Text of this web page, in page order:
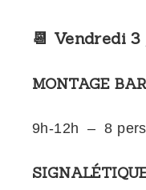
📆 Vendredi
MONTAGE
9h-12h – 8